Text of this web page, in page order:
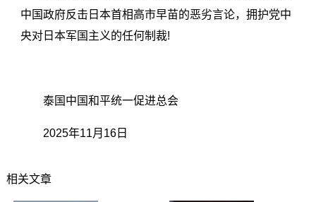
中国政府反击日本首相高市早苗的恶劣言论，拥护党中
央对日本军国主义的任何制裁!
泰国中国和平统一促进总会
2025年11月16日
相关文章